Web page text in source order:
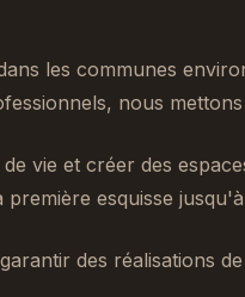
les communes
nous
vie et créer des
esquisse
des réalisations